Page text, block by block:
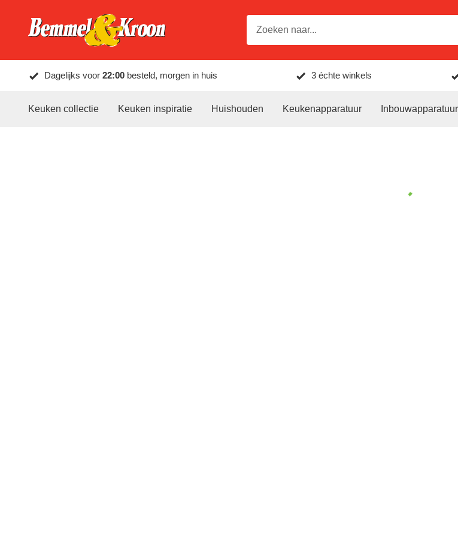
Dagelijks voor 22:00 besteld, morgen in huis 3 échte winkels
Keuken collectie Keuken inspiratie Huishouden Keukenapparatuur Inbouwapparatuur